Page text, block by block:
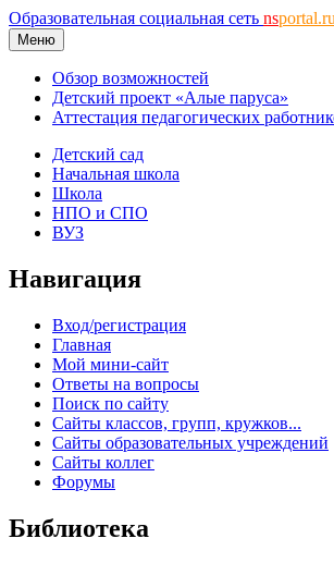
Образовательная социальная сеть nsportal.ru
Меню
Обзор возможностей
Детский проект «Алые паруса»
Аттестация педагогических
Детский сад
Начальная школа
Школа
НПО и СПО
ВУЗ
Навигация
Вход/регистрация
Главная
Мой мини-сайт
Ответы на вопросы
Поиск по сайту
Сайты классов, групп, кружков...
Сайты образовательных учреждений
Сайты коллег
Форумы
Библиотека